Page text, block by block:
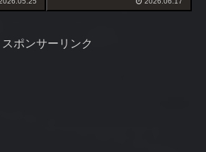
なら産
円
スポンサーリンク